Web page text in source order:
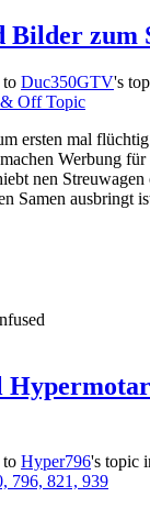
Bilder zum
to Duc350GTV's
Off Topic
ersten mal
Werbung
nen Streuwagen
Samen ausbringt
to Hyper796's topic
796, 821, 939